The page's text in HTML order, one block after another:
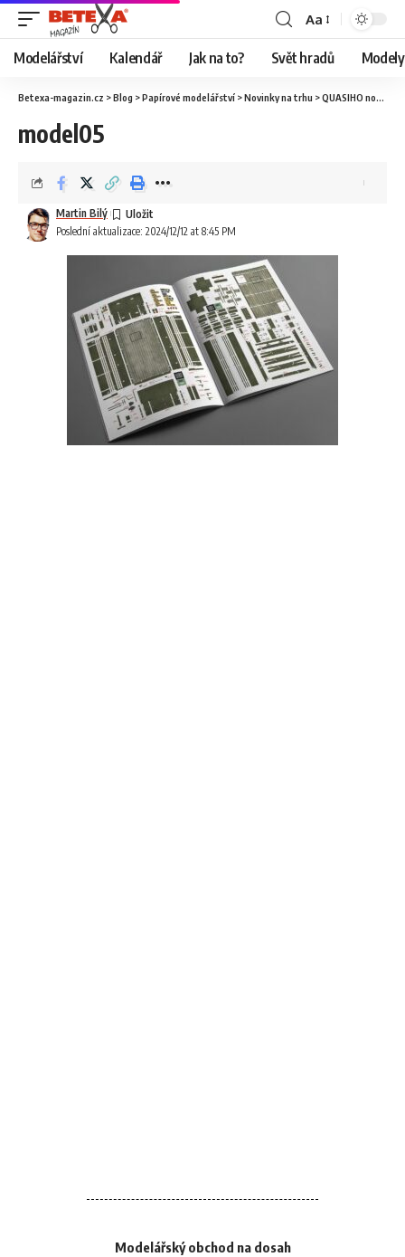
Aa
Modelářství Kalendář Jak na to? Svět hradů
Betexa-magazin.cz >Blog >Papírové modelářství >Novinky na trhu >QUASIHO nová V3Ska na Vianoce
model05
Poslední aktualizace: 2024/12/12 at 8:45 PM
Martin Bilý
Modelářský obchod na dosah